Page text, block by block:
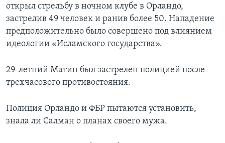
открыл стрельбу в ночном клубе в Орландо,
застрелив 49 человек и ранив более 50. Нападение
предположительно было совершено под влиянием
идеологии «Исламского государства».
29-летний Матин был застрелен полицией после
трехчасового противостояния.
Полиция Орландо и ФБР пытаются установить,
знала ли Салман о планах своего мужа.